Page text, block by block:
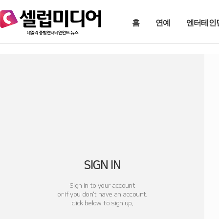
홈 연예 엔터테인
SIGN IN
Sign in to your account
or if you don't have an account.
click below to sign up.